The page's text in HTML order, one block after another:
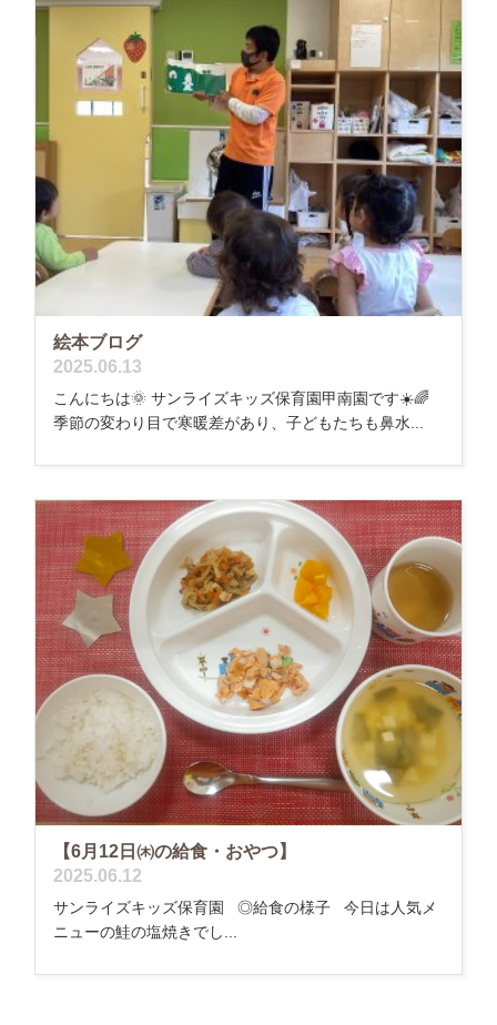
絵本ブログ
2025.06.13
こんにちは🌞 サンライズキッズ保育園甲南園です☀️🌈
季節の変わり目で寒暖差があり、子どもたちも鼻水...
【6月12日㈭の給食・おやつ】
2025.06.12
サンライズキッズ保育園 ◎給食の様子 今日は人気メ
ニューの鮭の塩焼きでし...